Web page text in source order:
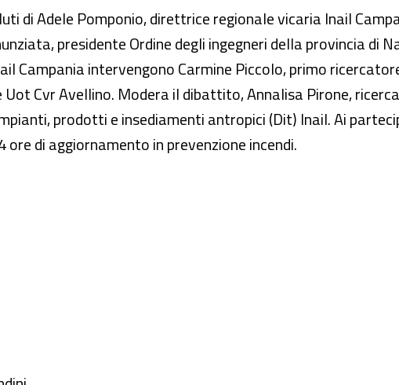
di Adele Pomponio, direttrice regionale vicaria Inail
presidente Ordine degli ingegneri della provincia di
Campania intervengono Carmine Piccolo, primo
Uot Cvr Avellino. Modera il dibattito, Annalisa Pirone,
prodotti e insediamenti antropici (Dit) Inail. Ai
di aggiornamento in prevenzione incendi.